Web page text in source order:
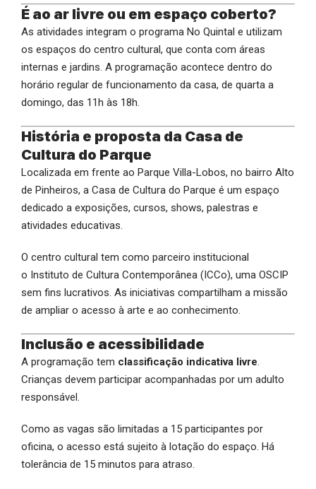
É ao ar livre ou em espaço coberto?
As atividades integram o programa No Quintal e utilizam
os espaços do centro cultural, que conta com áreas
internas e jardins. A programação acontece dentro do
horário regular de funcionamento da casa, de quarta a
domingo, das 11h às 18h.
História e proposta da Casa de
Cultura do Parque
Localizada em frente ao Parque Villa-Lobos, no bairro Alto
de Pinheiros, a Casa de Cultura do Parque é um espaço
dedicado a exposições, cursos, shows, palestras e
atividades educativas.
O centro cultural tem como parceiro institucional
o Instituto de Cultura Contemporânea (ICCo), uma OSCIP
sem fins lucrativos. As iniciativas compartilham a missão
de ampliar o acesso à arte e ao conhecimento.
Inclusão e acessibilidade
A programação tem classificação indicativa livre.
Crianças devem participar acompanhadas por um adulto
responsável.
Como as vagas são limitadas a 15 participantes por
oficina, o acesso está sujeito à lotação do espaço. Há
tolerância de 15 minutos para atraso.